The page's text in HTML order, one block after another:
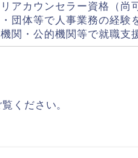
アカウンセラー資格（尚
団体等で人事業務の経験
関・公的機関等で就職支
ください。